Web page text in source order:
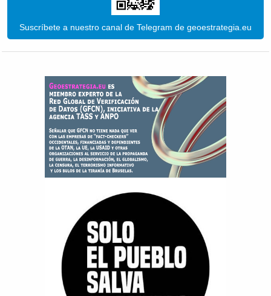
Suscríbete a nuestro canal de Telegram de geoestrategia.eu